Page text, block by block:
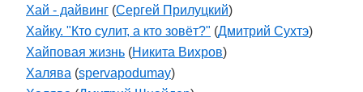
Хай - дайвинг (Сергей Прилуцкий)
Хайку. "Кто сулит, а кто зовёт?" (Дмитрий Сухтэ)
Хайповая жизнь (Никита Вихров)
Халява (spervapodumay)